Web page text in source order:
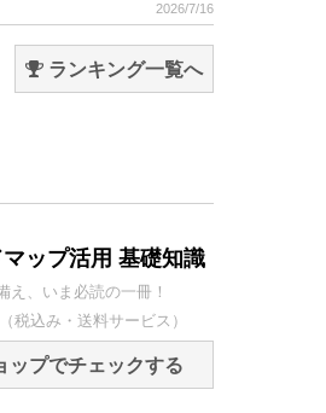
2026/7/16
ランキング一覧へ
ップ活用 基礎知識
え、いま必読の一冊！
税込み・送料サービス）
ップでチェックする